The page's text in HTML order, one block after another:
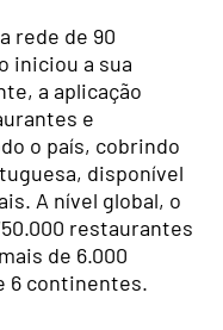
rede de 90
iniciou a sua
a aplicação
e
o país, cobrindo
disponível
A nível global, o
restaurantes
de 6.000
6 continentes.